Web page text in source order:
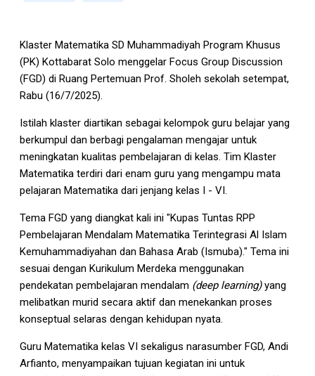
Klaster Matematika SD Muhammadiyah Program Khusus
(PK) Kottabarat Solo menggelar Focus Group Discussion
(FGD) di Ruang Pertemuan Prof. Sholeh sekolah setempat,
Rabu (16/7/2025).
Istilah klaster diartikan sebagai kelompok guru belajar yang
berkumpul dan berbagi pengalaman mengajar untuk
meningkatan kualitas pembelajaran di kelas. Tim Klaster
Matematika terdiri dari enam guru yang mengampu mata
pelajaran Matematika dari jenjang kelas I - VI.
Tema FGD yang diangkat kali ini "Kupas Tuntas RPP
Pembelajaran Mendalam Matematika Terintegrasi Al Islam
Kemuhammadiyahan dan Bahasa Arab (Ismuba)." Tema ini
sesuai dengan Kurikulum Merdeka menggunakan
pendekatan pembelajaran mendalam (deep learning)yang
melibatkan murid secara aktif dan menekankan proses
konseptual selaras dengan kehidupan nyata.
Guru Matematika kelas VI sekaligus narasumber FGD, Andi
Arfianto, menyampaikan tujuan kegiatan ini untuk